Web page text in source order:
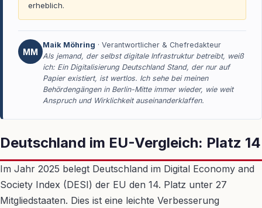
erheblich.
MM
Maik Möhring · Verantwortlicher & Chefredakteur
Als jemand, der selbst digitale Infrastruktur betreibt, weiß
ich: Ein Digitalisierung Deutschland Stand, der nur auf
Papier existiert, ist wertlos. Ich sehe bei meinen
Behördengängen in Berlin-Mitte immer wieder, wie weit
Anspruch und Wirklichkeit auseinanderklaffen.
Deutschland im EU-Vergleich: Platz 14
Im Jahr 2025 belegt Deutschland im Digital Economy and
Society Index (DESI) der EU den 14. Platz unter 27
Mitgliedstaaten. Dies ist eine leichte Verbesserung